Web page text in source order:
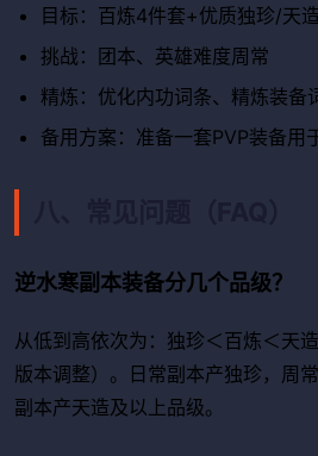
目标：百炼4件套+优质独珍/天
挑战：团本、英雄难度周常
精炼：优化内功词条、精炼装备
备用方案：准备一套PVP装备用
逆水寒副本装备分几个品级？
从低到高依次为：独珍＜百炼＜天
版本调整）。日常副本产独珍，周
副本产天造及以上品级。